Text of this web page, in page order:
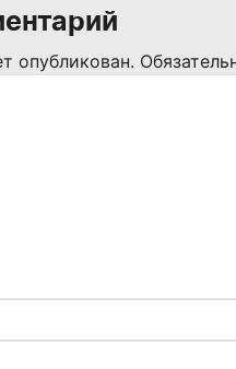
опубликован.